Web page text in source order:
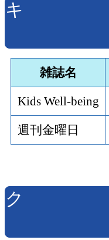
キ
雑誌名
Kids Well‐being
週刊金曜日
ク